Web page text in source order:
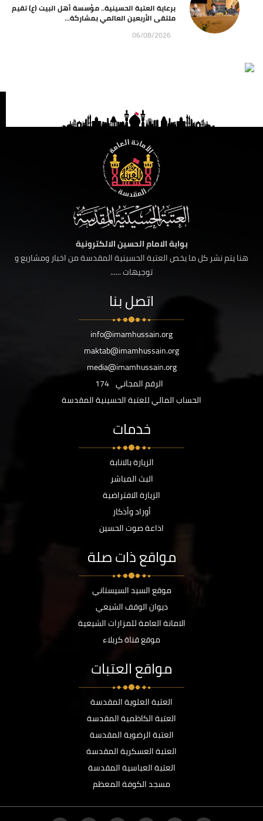
برعاية العتبة الحسينية.. مؤسسة أهل البيت (ع) تقيم
ملتقى الأربعين العالمي بمشاركة...
06/08/2026
بوابة الامام الحسين الالكترونية
هنا يتم نشر كل ما يخص العتبة الحسينية المقدسة من اخبار ومشاريع و
توجيهات ......
اتصل بنا
info@imamhussain.org
maktab@imamhussain.org
media@imamhussain.org
الرقم المجاني 174
الحساب المالي للعتبة الحسينية المقدسة
خدمات
الزيارة بالانابة
البث المباشر
الزيارة الافتراضية
أوراد وأذكار
اذاعة صوت الحسين
مواقع ذات صلة
موقع السيد السيستاني
ديوان الوقف الشيعي
الامانة العامة للمزارات الشيعية
موقع قناة كربلاء
مواقع العتبات
العتبة العلوية المقدسة
العتبة الكاظمية المقدسة
العتبة الرضوية المقدسة
العتبة العسكرية المقدسة
العتبة العباسية المقدسة
مسجد الكوفة المعظم